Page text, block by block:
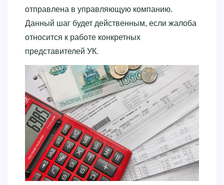
отправлена в управляющую компанию.
Данный шаг будет действенным, если жалоба
относится к работе конкретных
представителей УК.